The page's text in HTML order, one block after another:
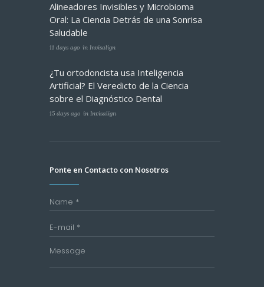
Alineadores Invisibles y Microbioma
Oral: La Ciencia Detrás de una Sonrisa
Saludable
11 days ago in Invisalign
¿Tu ortodoncista usa Inteligencia
Artificial? El Veredicto de la Ciencia
sobre el Diagnóstico Dental
15 days ago in Invisalign
Ponte en Contacto con Nosotros